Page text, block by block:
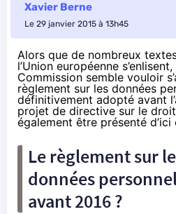
Xavier Berne
Le 29 janvier 2015 à 13h45
Alors que de nombreux
l’Union européenne
Commission semble vouloir
règlement sur les données
définitivement adopté avant
projet de directive sur le
également être présenté d’ici
Le règlement sur
données
avant 2016 ?